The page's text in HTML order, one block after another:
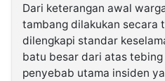
Dari keterangan awal
tambang dilakukan secara
dilengkapi standar
batu besar dari atas
penyebab utama insiden